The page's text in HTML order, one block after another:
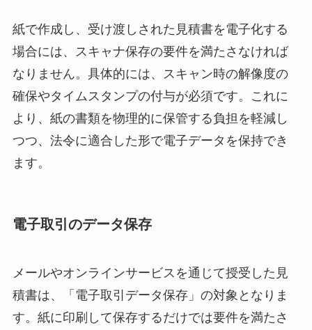
紙で作成し、受け渡しされた見積書を電子化する
場合には、スキャナ保存の要件を満たさなければ
なりません。具体的には、スキャン時の解像度の
確保やタイムスタンプの付与が必須です。これに
より、紙の書類を物理的に保管する負担を軽減し
つつ、法令に適合した形で電子データを保持でき
ます。
電子取引のデータ保存
メールやオンラインサービスを通じて授受した見
積書は、「電子取引データ保存」の対象となりま
す。紙に印刷して保存するだけでは要件を満たさ